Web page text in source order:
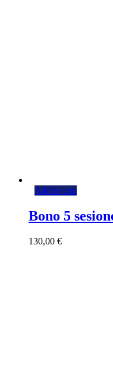
Add to cart
Bono 5
130,00 €